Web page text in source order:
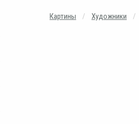
Картины Художники